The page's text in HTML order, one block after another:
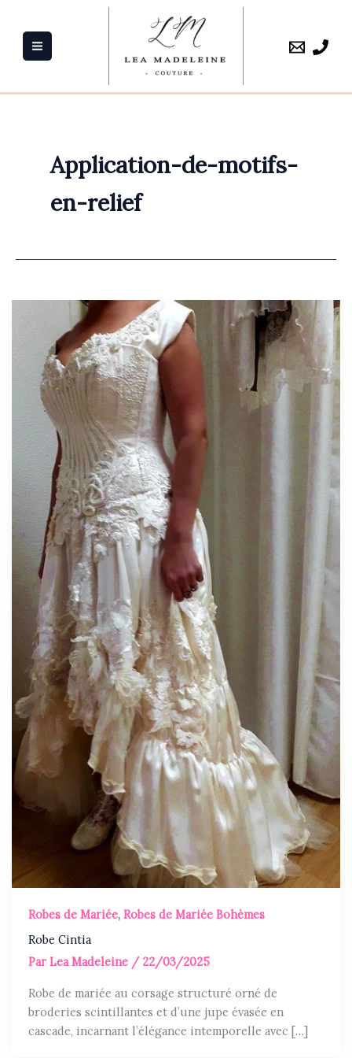
contenu
Application-de-motifs-
en-relief
Robes de Mariée,Robes de Mariée Bohèmes
Robe Cintia
ParLea Madeleine / 22/03/2025
Robe de mariée au corsage structuré orné de
broderies scintillantes et d’une jupe évasée en
cascade, incarnant l’élégance intemporelle avec […]